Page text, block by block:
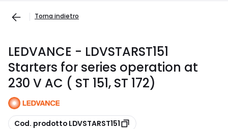
Torna indietro
LEDVANCE - LDVSTARST151
Starters for series operation at
230 V AC ( ST 151, ST 172)
copia
Cod. prodotto LDVSTARST151